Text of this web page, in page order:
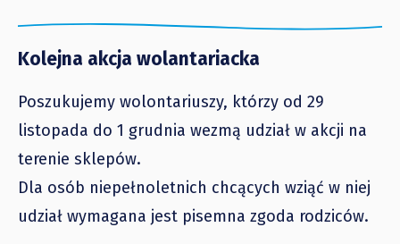
Kolejna akcja wolantariacka
Poszukujemy wolontariuszy, którzy od 29
listopada do 1 grudnia wezmą udział w akcji na
terenie sklepów.
Dla osób niepełnoletnich chcących wziąć w niej
udział wymagana jest pisemna zgoda rodziców.